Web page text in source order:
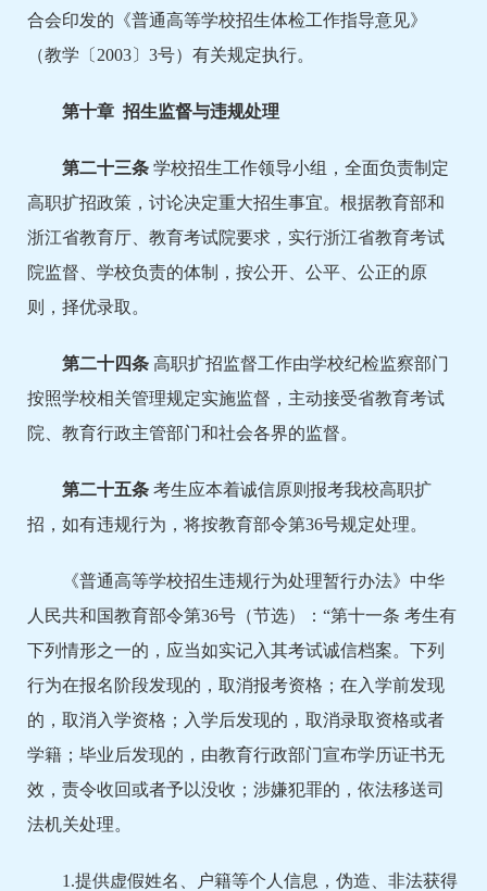
合会印发的《普通高等学校招生体检工作指导意见》
（教学〔2003〕3号）有关规定执行。
第十章 招生监督与违规处理
第二十三条 学校招生工作领导小组，全面负责制定
高职扩招政策，讨论决定重大招生事宜。根据教育部和
浙江省教育厅、教育考试院要求，实行浙江省教育考试
院监督、学校负责的体制，按公开、公平、公正的原
则，择优录取。
第二十四条 高职扩招监督工作由学校纪检监察部门
按照学校相关管理规定实施监督，主动接受省教育考试
院、教育行政主管部门和社会各界的监督。
第二十五条 考生应本着诚信原则报考我校高职扩
招，如有违规行为，将按教育部令第36号规定处理。
《普通高等学校招生违规行为处理暂行办法》中华
人民共和国教育部令第36号（节选）：“第十一条 考生有
下列情形之一的，应当如实记入其考试诚信档案。下列
行为在报名阶段发现的，取消报考资格；在入学前发现
的，取消入学资格；入学后发现的，取消录取资格或者
学籍；毕业后发现的，由教育行政部门宣布学历证书无
效，责令收回或者予以没收；涉嫌犯罪的，依法移送司
法机关处理。
1.提供虚假姓名、户籍等个人信息，伪造、非法获得